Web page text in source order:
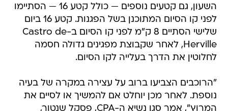
השעון, גם קטעים נוספים — כולל קטע 16 — הסתיימו
לפני קו הסיום המתוכנן בשל הפגנות. קטע 16 ביום
שלישי הסתיים 8 ק"מ לפני קו הסיום ב-Castro de
Herville, לאחר שקבוצת מפגינים גדולה חסמה
לחלוטין את הדרך בעלייה לקו הסיום.
"הרוכבים הצביעו ברוב על עצירה במקרה של בעיה
נוספת. לאחר מכן יוחלט אם להמשיך או לסיים את
המרוץ", אמר סגן נשיא ה-CPA, פסקל שנטור,